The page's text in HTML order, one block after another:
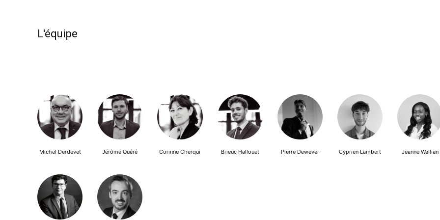
L'équipe
Michel Derdevet Jérôme Quéré Corinne Cherqui Brieuc Hallouet Pierre Dewever Cyprien Lambert Jeanne Wallian